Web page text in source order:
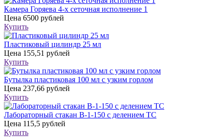
Камера Горяева 4-х сеточная исполнение 1
Цена 6500 рублей
Купить
Пластиковый цилиндр 25 мл
Цена 155,51 рублей
Купить
Бутылка пластиковая 100 мл с узким горлом
Цена 237,66 рублей
Купить
Лабораторный стакан В-1-150 с делением ТС
Цена 115,5 рублей
Купить